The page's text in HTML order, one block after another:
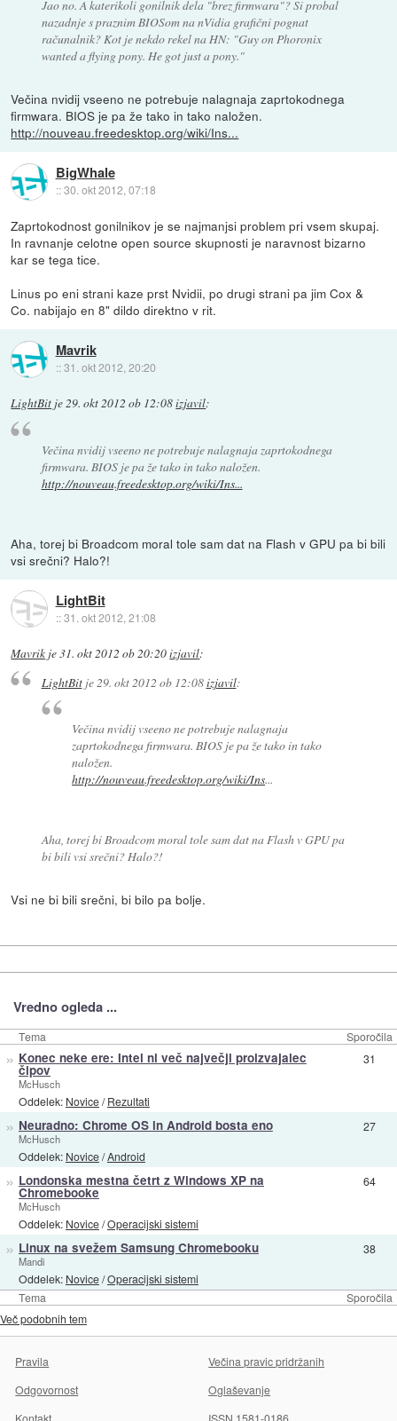
Jao no. A katerikoli gonilnik dela "brez firmwara"? Si probal
nazadnje s praznim BIOSom na nVidia grafični pognat
računalnik? Kot je nekdo rekel na HN: "Guy on Phoronix
wanted a flying pony. He got just a pony."
Večina nvidij vseeno ne potrebuje nalagnaja zaprtokodnega
firmwara. BIOS je pa že tako in tako naložen.
http://nouveau.freedesktop.org/wiki/Ins...
BigWhale
::30. okt 2012, 07:18
Zaprtokodnost gonilnikov je se najmanjsi problem pri vsem skupaj.
In ravnanje celotne open source skupnosti je naravnost bizarno
kar se tega tice.
Linus po eni strani kaze prst Nvidii, po drugi strani pa jim Cox &
Co. nabijajo en 8" dildo direktno v rit.
Mavrik
::31. okt 2012, 20:20
LightBit je29. okt 2012 ob 12:08izjavil:
Večina nvidij vseeno ne potrebuje nalagnaja zaprtokodnega
firmwara. BIOS je pa že tako in tako naložen.
http://nouveau.freedesktop.org/wiki/Ins...
Aha, torej bi Broadcom moral tole sam dat na Flash v GPU pa bi bili
vsi srečni? Halo?!
LightBit
::31. okt 2012, 21:08
Mavrik je31. okt 2012 ob 20:20izjavil:
LightBitje29. okt 2012 ob 12:08izjavil:
Večina nvidij vseeno ne potrebuje nalagnaja
zaprtokodnega firmwara. BIOS je pa že tako in tako
naložen.
http://nouveau.freedesktop.org/wiki/Ins...
Aha, torej bi Broadcom moral tole sam dat na Flash v GPU pa
bi bili vsi srečni? Halo?!
Vsi ne bi bili srečni, bi bilo pa bolje.
Vredno ogleda ...
Tema Sporočila
Tema Sporočila
» Konec neke ere: Intel ni več največji proizvajalec
čipov
McHusch
Oddelek: Novice/Rezultati
31
» Neuradno: Chrome OS in Android bosta eno
McHusch
Oddelek: Novice/Android
27
» Londonska mestna četrt z Windows XP na
Chromebooke
McHusch
Oddelek: Novice/Operacijski sistemi
64
» Linux na svežem Samsung Chromebooku
Mandi
Oddelek: Novice/Operacijski sistemi
38
Več podobnih tem
Pravila
Večina pravic pridržanih
Odgovornost
Oglaševanje